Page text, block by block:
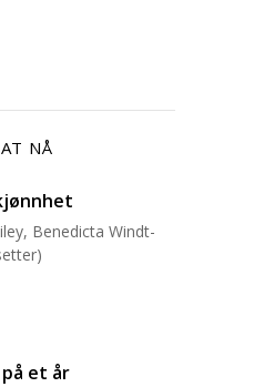
NÅ
Benedicta Windt-
et år